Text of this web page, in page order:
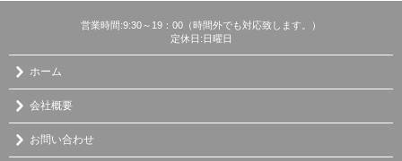
営業時間:9:30～19：00（時間外でも対応致します。）
定休日:日曜日
ホーム
会社概要
お問い合わせ